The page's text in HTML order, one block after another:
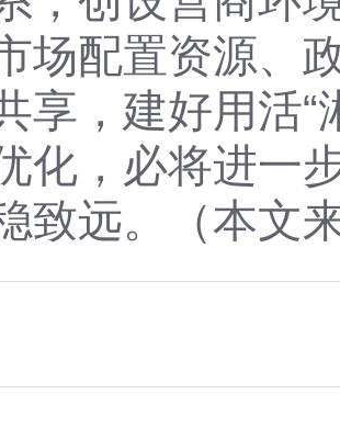
场配置资源、
享，建好用活“
化，必将进一
致远。（本文